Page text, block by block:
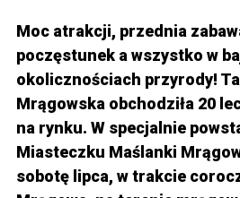
Moc atrakcji, przednia
poczęstunek a wszystko w
okolicznościach przyrody!
Mrągowska obchodziła 20
na rynku. W specjalnie
Miasteczku Maślanki
sobotę lipca, w trakcie